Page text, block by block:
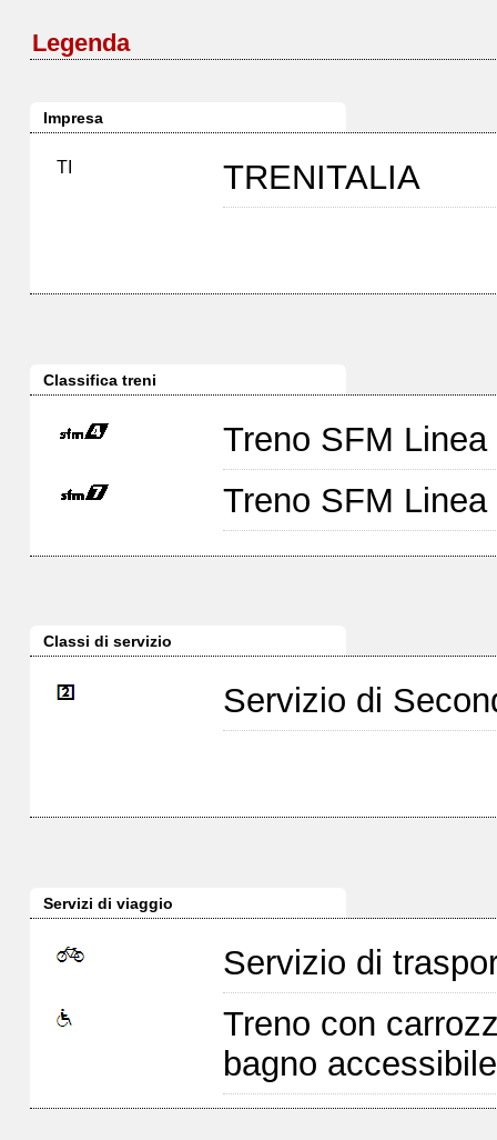
Legenda
Impresa
TI TRENITALIA
Classifica treni
Treno SFM Linea
Treno SFM Linea
Classi di servizio
Servizio di
Servizi di viaggio
Servizio di
Treno con
bagno